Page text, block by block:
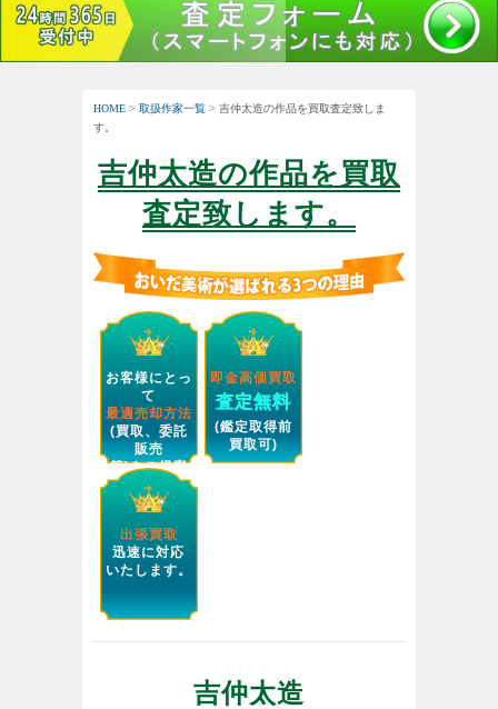
HOME > 取扱作家一覧 > 吉仲太造の作品を買取査定致しま
す。
吉仲太造の作品を買取
査定致します。
お客様にとっ
て
最適売却方法
(買取、委託
販売
等)をご提案
します。
即金高価買取
査定無料
(鑑定取得前
買取可)
出張買取
迅速に対応
いたします。
吉仲太造